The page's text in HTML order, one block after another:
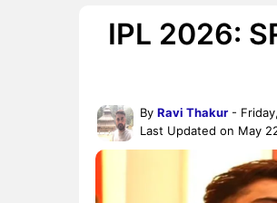
IPL 2026:
By Ravi Thakur -
Last Updated on May